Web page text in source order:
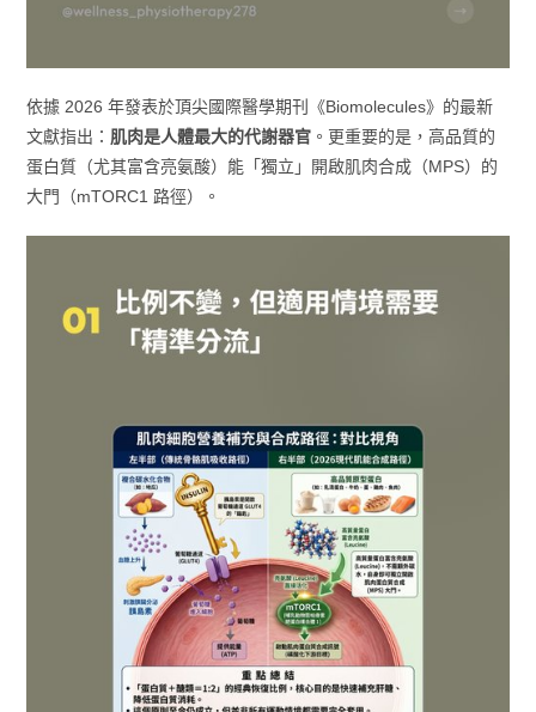
依據 2026 年發表於頂尖國際醫學期刊《Biomolecules》的最新
文獻指出： 肌肉是人體最大的代謝器官 。更重要的是，高品質的
蛋白質（尤其富含亮氨酸）能「獨立」開啟肌肉合成（MPS）的
大門（mTORC1 路徑）。